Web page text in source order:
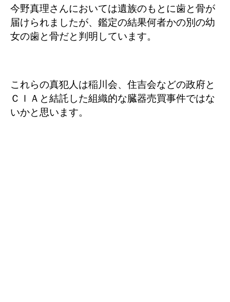
今野真理さんにおいては遺族のもとに歯と骨が
届けられましたが、鑑定の結果何者かの別の幼
女の歯と骨だと判明しています。
これらの真犯人は稲川会、住吉会などの政府と
ＣＩＡと結託した組織的な臓器売買事件ではな
いかと思います。